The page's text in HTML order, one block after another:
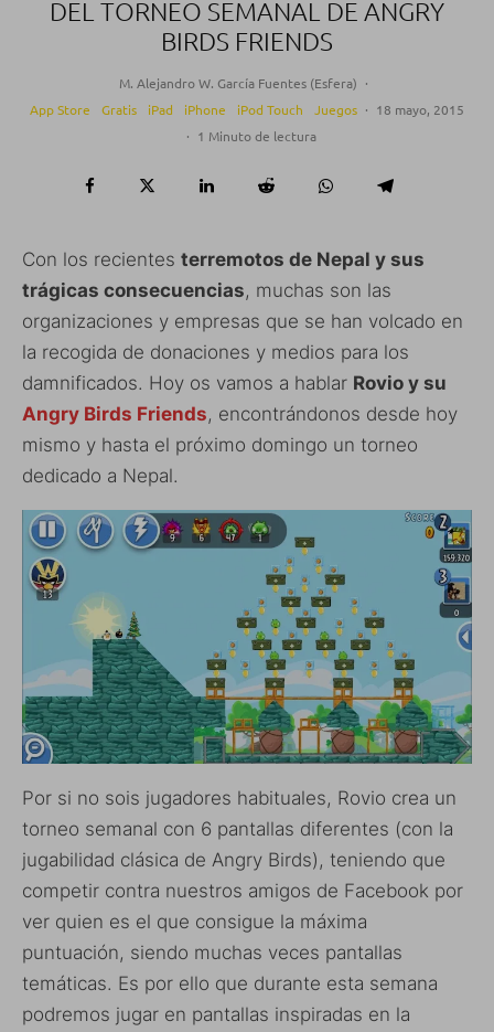
DEL TORNEO SEMANAL DE ANGRY
BIRDS FRIENDS
M. Alejandro W. García Fuentes (Esfera) ·
App Store
Gratis iPad iPhone iPod Touch Juegos · 18 mayo, 2015
· 1 Minuto de lectura
Con los recientes terremotos de Nepal y sus
trágicas consecuencias, muchas son las
organizaciones y empresas que se han volcado en
la recogida de donaciones y medios para los
damnificados. Hoy os vamos a hablar Rovio y su
Angry Birds Friends, encontrándonos desde hoy
mismo y hasta el próximo domingo un torneo
dedicado a Nepal.
Por si no sois jugadores habituales, Rovio crea un
torneo semanal con 6 pantallas diferentes (con la
jugabilidad clásica de Angry Birds), teniendo que
competir contra nuestros amigos de Facebook por
ver quien es el que consigue la máxima
puntuación, siendo muchas veces pantallas
temáticas. Es por ello que durante esta semana
podremos jugar en pantallas inspiradas en la